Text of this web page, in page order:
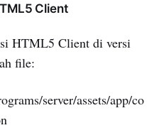
Client
HTML5 Client di versi
file:
server/assets/app/co